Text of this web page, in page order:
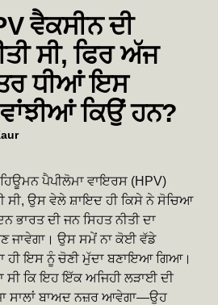
ਵੈਕਸੀਨ ਦੀ
ਸੀ, ਫਿਰ ਅੱਜ
ਧੀਆਂ ਇਸ
ਕਿਉਂ ਹਨ?
ਪੈਪੀਲੋਮਾ ਵਾਇਰਸ (HPV)
ਸੀ, ਉਸ ਵੇਲੇ ਸ਼ਾਇਦ ਹੀ ਕਿਸੇ ਨੇ ਸੋਚਿਆ
ਭਾਰਤ ਦੀ ਜਨ ਸਿਹਤ ਨੀਤੀ ਦਾ
ਜਾਵੇਗਾ। ਉਸ ਸਮੇਂ ਨਾ ਕੋਈ ਵੱਡੇ
ਹੀ ਇਸ ਨੂੰ ਚੋਣੀ ਮੁੱਦਾ ਬਣਾਇਆ ਗਿਆ।
ਸੀ ਕਿ ਇਹ ਇੱਕ ਅਜਿਹੀ ਲੜਾਈ ਦੀ
ਸਾਲਾਂ ਬਾਅਦ ਨਜ਼ਰ ਆਵੇਗਾ—ਉਹ